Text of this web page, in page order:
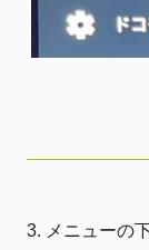
メニューの